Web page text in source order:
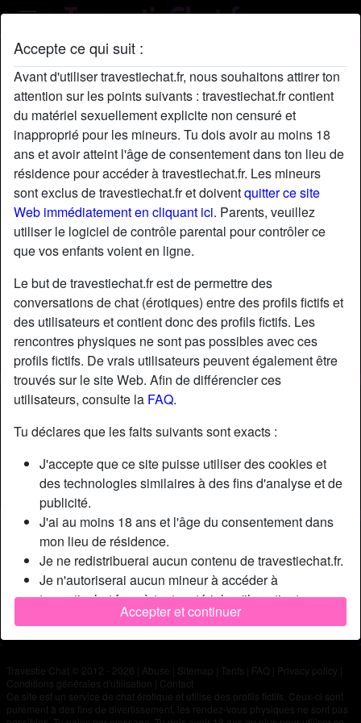
Accepte ce qui suit :
Avant d'utiliser travestiechat.fr, nous souhaitons attirer ton
attention sur les points suivants : travestiechat.fr contient
du matériel sexuellement explicite non censuré et
inapproprié pour les mineurs. Tu dois avoir au moins 18
ans et avoir atteint l'âge de consentement dans ton lieu de
résidence pour accéder à travestiechat.fr. Les mineurs
sont exclus de travestiechat.fr et doiventquitter ce site
Web immédiatement en cliquant ici. Parents, veuillez
utiliser le logiciel de contrôle parental pour contrôler ce
que vos enfants voient en ligne.
Le but de travestiechat.fr est de permettre des
conversations de chat (érotiques) entre des profils fictifs et
des utilisateurs et contient donc des profils fictifs. Les
rencontres physiques ne sont pas possibles avec ces
profils fictifs. De vrais utilisateurs peuvent également être
trouvés sur le site Web. Afin de différencier ces
utilisateurs, consulte la FAQ.
Tu déclares que les faits suivants sont exacts :
J'accepte que ce site puisse utiliser des cookies et
des technologies similaires à des fins d'analyse et de
publicité.
J'ai au moins 18 ans et l'âge du consentement dans
mon lieu de résidence.
Je ne redistribuerai aucun contenu de travestiechat.fr.
Je n'autoriserai aucun mineur à accéder à
travestiechat.fr ou à tout matériel qu'il contient.
Tout contenu que je consulte ou télécharge sur
travestiechat.fr est destiné à mon usage personnel et
Je n'ai pas été contacté par les fournisseurs de ce
matériel, et je choisis volontiers de le visualiser ou de
le télécharger.
Accepter et continuer
Profil de Gffvbb
starAjouter chatDiscuter !
Nickname:
Âge:
23
Département:
Paris
Sexe:
Transexuelle
Description
N'a pas encore saisi de description
Cherche
N'a spécifié aucune préférence
Travestie Chat © 2012 - 2026 Abuse Sitemap Tarifs FAQ Privacy policy
Conditions générales d'utilisation
Contact
Ce site est un service de chat érotique et utilise des profils fictifs. Ceux-ci sont
purement à des fins de divertissement, les rendez-vous physiques ne sont pas